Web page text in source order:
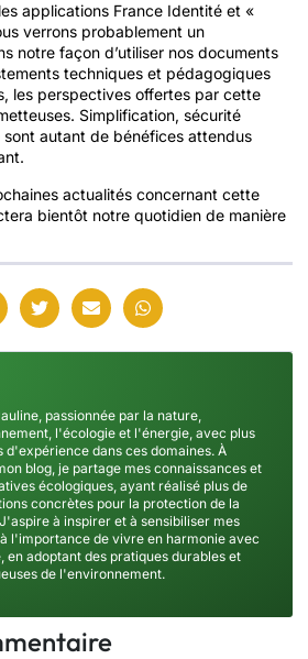
applications France Identité et «
verrons probablement un
notre façon d’utiliser nos documents
techniques et pédagogiques
les perspectives offertes par cette
Simplification, sécurité
autant de bénéfices attendus
actualités concernant cette
bientôt notre quotidien de manière
passionnée par la nature,
l'écologie et l'énergie, avec plus
d'expérience dans ces domaines. À
blog, je partage mes connaissances et
écologiques, ayant réalisé plus de
concrètes pour la protection de la
à inspirer et à sensibiliser mes
l'importance de vivre en harmonie avec
en adoptant des pratiques durables et
de l'environnement.